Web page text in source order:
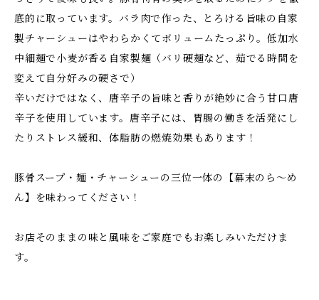
底的に取っています。バラ肉で作った、とろける旨味の自家
製チャーシューはやわらかくてボリュームたっぷり。低加水
中細麺で小麦が香る自家製麺（バリ硬麺など、茹でる時間を
変えて自分好みの硬さで）
辛いだけではなく、唐辛子の旨味と香りが絶妙に合う甘口唐
辛子を使用しています。唐辛子には、胃腸の働きを活発にし
たりストレス緩和、体脂肪の燃焼効果もあります！
豚骨スープ・麺・チャーシューの三位一体の【幕末のら～め
ん】を味わってください！
お店そのままの味と風味をご家庭でもお楽しみいただけま
す。